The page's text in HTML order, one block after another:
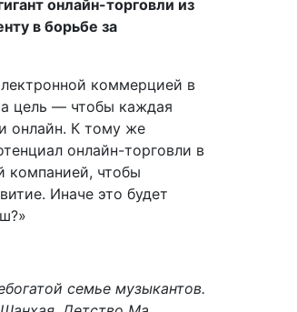
онлайн-торговли из
в борьбе за
коммерцией в
цель — чтобы каждая
онлайн. К тому же
онлайн-торговли в
компанией, чтобы
Иначе это будет
семье музыкантов.